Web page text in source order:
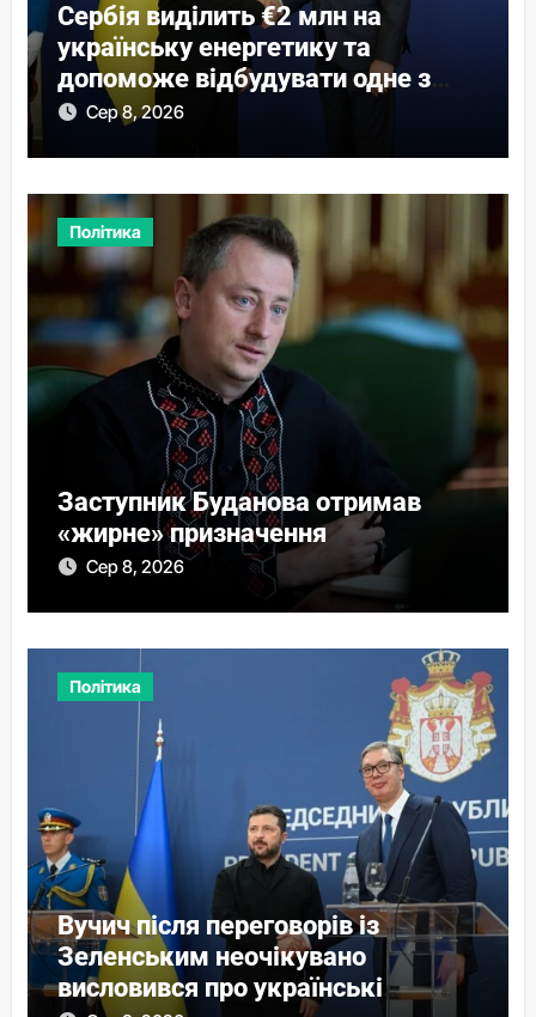
Сербія виділить €2 млн на
українську енергетику та
допоможе відбудувати одне з
містСер 8, 2026
Політика
Заступник Буданова отримав
«жирне» призначення
Сер 8, 2026
Політика
Вучич після переговорів із
Зеленським неочікувано
висловився про українські